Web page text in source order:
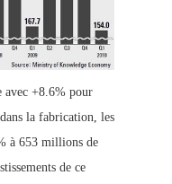
avec +8.6% pour
la fabrication, les
à 653 millions de
de ce